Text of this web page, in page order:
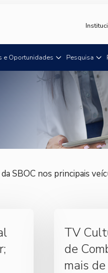
e Oportunidades Pesquisa
SBOC nos principais
TV
de
mais